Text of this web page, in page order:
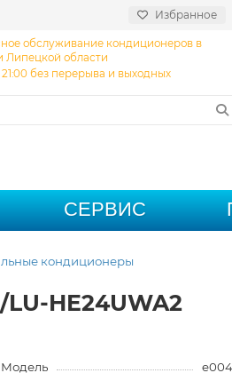
Избранное
обслуживание кондиционеров в
Липецкой области
без перерыва и выходных
СЕРВИС
кондиционеры
HE24UWA2
Модель